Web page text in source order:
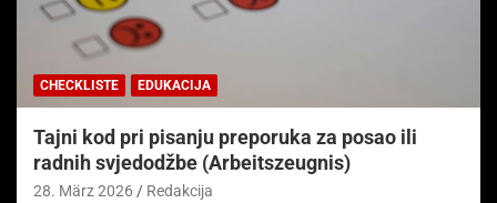
CHECKLISTE EDUKACIJA
Tajni kod pri pisanju preporuka za posao ili
radnih svjedodžbe (Arbeitszeugnis)
28. März 2026 Redakcija